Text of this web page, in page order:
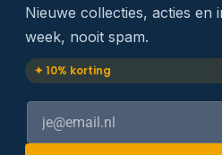
Nieuwe collecties, acties
week, nooit spam.
✦ 10% korting